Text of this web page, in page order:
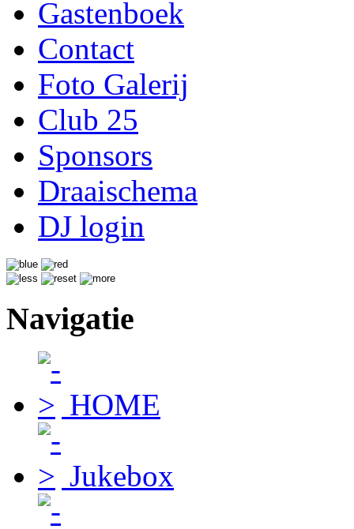
Gastenboek
Contact
Foto Galerij
Club 25
Sponsors
Draaischema
DJ login
Navigatie
HOME
Jukebox